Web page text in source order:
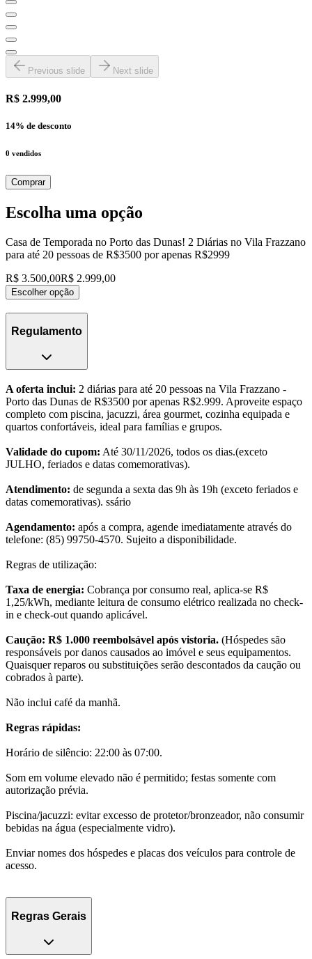
Previous slide Next slide
R$ 2.999,00
14% de desconto
0 vendidos
Comprar
Escolha uma opção
Casa de Temporada no Porto das Dunas! 2 Diárias no Vila Frazzano
para até 20 pessoas de R$3500 por apenas R$2999
R$ 3.500,00R$ 2.999,00
Escolher opção
Regulamento
A oferta inclui: 2 diárias para até 20 pessoas na Vila Frazzano -
Porto das Dunas de R$3500 por apenas R$2.999. Aproveite espaço
completo com piscina, jacuzzi, área gourmet, cozinha equipada e
quartos confortáveis, ideal para famílias e grupos.
Validade do cupom: Até 30/11/2026, todos os dias.(exceto
JULHO, feriados e datas comemorativas).
Atendimento: de segunda a sexta das 9h às 19h (exceto feriados e
datas comemorativas). ssário
Agendamento: após a compra, agende imediatamente através do
telefone: (85) 99750-4570. Sujeito a disponibilidade.
Regras de utilização:
Taxa de energia: Cobrança por consumo real, aplica-se R$
1,25/kWh, mediante leitura de consumo elétrico realizada no check-
in e check-out quando aplicável.
Caução: R$ 1.000 reembolsável após vistoria. (Hóspedes são
responsáveis por danos causados ao imóvel e seus equipamentos.
Quaisquer reparos ou substituições serão descontados da caução ou
cobrados à parte).
Não inclui café da manhã.
Regras rápidas:
Horário de silêncio: 22:00 às 07:00.
Som em volume elevado não é permitido; festas somente com
autorização prévia.
Piscina/jacuzzi: evitar excesso de protetor/bronzeador, não consumir
bebidas na água (especialmente vidro).
Enviar nomes dos hóspedes e placas dos veículos para controle de
acesso.
Regras Gerais